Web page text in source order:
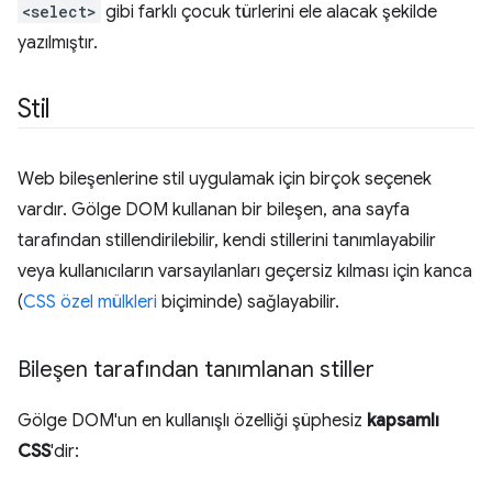
<select> gibi farklı çocuk türlerini ele alacak şekilde
yazılmıştır.
Stil
Web bileşenlerine stil uygulamak için birçok seçenek
vardır. Gölge DOM kullanan bir bileşen, ana sayfa
tarafından stillendirilebilir, kendi stillerini tanımlayabilir
veya kullanıcıların varsayılanları geçersiz kılması için kanca
(CSS özel mülkleri biçiminde) sağlayabilir.
Bileşen tarafından tanımlanan stiller
Gölge DOM'un en kullanışlı özelliği şüphesiz kapsamlı
CSS'dir: